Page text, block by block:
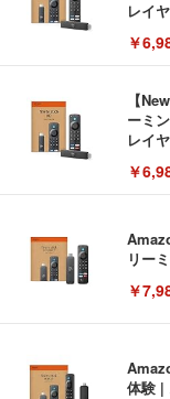
レイ
￥
【
ーミ
レイ
￥
リー
￥
体験 |